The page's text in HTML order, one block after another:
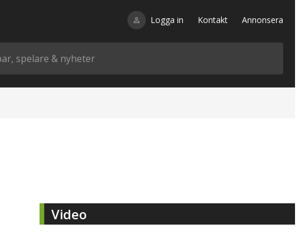
Logga in Kontakt Annonsera
Video